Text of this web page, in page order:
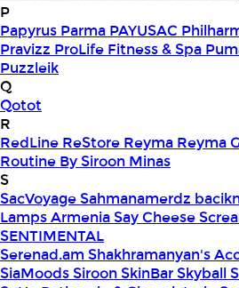
P
Papyrus Parma PAYUSAC
Pravizz ProLife Fitness & Spa
Puzzleik
Q
Qotot
R
RedLine ReStore Reyma Reyma
Routine By Siroon Minas
S
SacVoyageSahmanamerdz
Lamps ArmeniaSay Cheese
SENTIMENTAL
Serenad.am Shakhramanyan's
SiaMoodsSiroon SkinBarSkyball